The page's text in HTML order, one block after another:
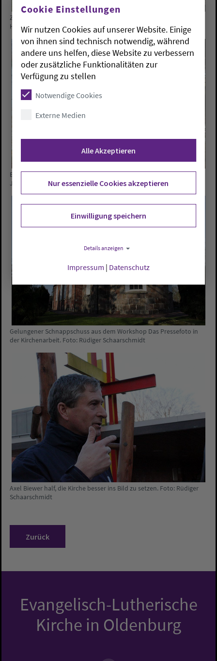
Zum Workshop Das Pressefoto in der Kirchenarbeit trafen zehn
Haupt- und Ehrenamtliche Mitarbeitende. Foto: Axel Biewer
Exkursion zu nahegelegenen Neuender Kirche aus dem 14.
Jahrhundert. Foto: Rüdiger Schaarschmidt
Gelungener Schnappschuss aus dem Workshop Das Pressefoto in
der Kirchenarbeit. Foto: Rüdiger Schaarschmidt
Axel Biewer half, die Kirche besser ins Bild zu setzen. Foto: Rüdiger
Schaarschmidt
Zurück
Evangelisch-Lutherische
Kirche in Oldenburg
Cookie Einstellungen
Wir nutzen Cookies auf unserer Website. Einige
von ihnen sind technisch notwendig, während
andere uns helfen, diese Website zu verbessern
oder zusätzliche Funktionalitäten zur
Verfügung zu stellen
Notwendige Cookies
Externe Medien
Alle Akzeptieren
Nur essenzielle Cookies akzeptieren
Einwilligung speichern
Details anzeigen
Impressum | Datenschutz